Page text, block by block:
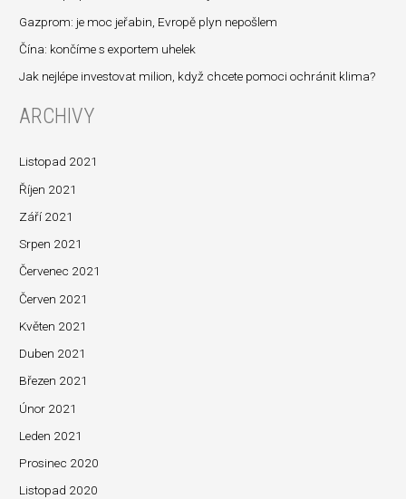
a
t
o
Gazprom: je moc jeřabin, Evropě plyn nepošlem
Čína: končíme s exportem uhelek
Jak nejlépe investovat milion, když chcete pomoci ochránit klima?
ARCHIVY
Listopad 2021
Říjen 2021
Září 2021
Srpen 2021
Červenec 2021
Červen 2021
Květen 2021
Duben 2021
Březen 2021
Únor 2021
Leden 2021
Prosinec 2020
Listopad 2020